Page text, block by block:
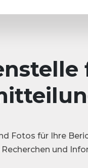
Fotos für Ihre
und